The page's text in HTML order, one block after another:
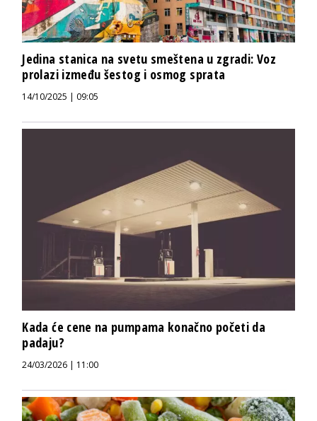
Jedina stanica na svetu smeštena u zgradi: Voz
prolazi između šestog i osmog sprata
14/10/2025 | 09:05
Kada će cene na pumpama konačno početi da
padaju?
24/03/2026 | 11:00